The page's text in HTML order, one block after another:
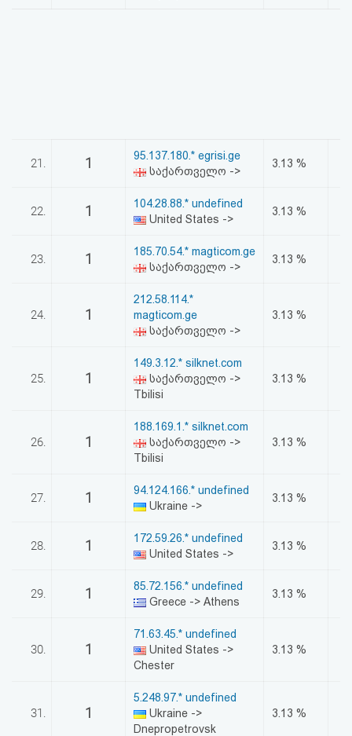
21. 1
95.137.180.* egrisi.ge
საქართველო ->
3.13 %
22. 1
104.28.88.* undefined
United States ->
3.13 %
23. 1
185.70.54.* magticom.ge
საქართველო ->
3.13 %
24. 1
212.58.114.*
magticom.ge
საქართველო ->
3.13 %
25. 1
149.3.12.* silknet.com
საქართველო ->
Tbilisi
3.13 %
26. 1
188.169.1.* silknet.com
საქართველო ->
Tbilisi
3.13 %
27. 1
94.124.166.* undefined
Ukraine ->
3.13 %
28. 1
172.59.26.* undefined
United States ->
3.13 %
29. 1
85.72.156.* undefined
Greece -> Athens
3.13 %
30. 1
71.63.45.* undefined
United States ->
Chester
3.13 %
31. 1
5.248.97.* undefined
Ukraine ->
Dnepropetrovsk
3.13 %